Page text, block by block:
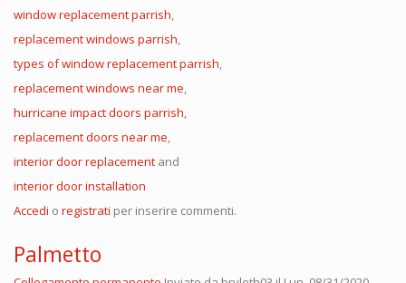
window replacement parrish,
replacement windows parrish,
types of window replacement parrish,
replacement windows near me,
hurricane impact doors parrish,
replacement doors near me,
interior door replacement and
interior door installation
Accedi o registrati per inserire commenti.
Palmetto